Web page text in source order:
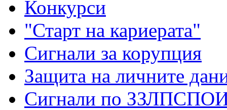
Конкурси
"Старт на кариерата"
Сигнали за корупция
Защита на личните
Сигнали по